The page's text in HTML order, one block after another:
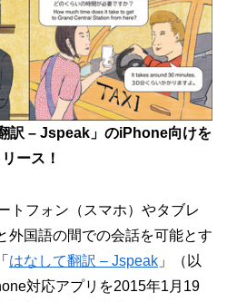
訳 – Jspeak」のiPhone向けを
リース！
トフォン（スマホ）やタブレ
外国語の間での会話を可能とす
はなして翻訳 – Jspeak 」（以
対応アプリを2015年1月19